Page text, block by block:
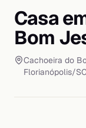
Casa
Bom
Cachoeira do
Florianópolis/SC